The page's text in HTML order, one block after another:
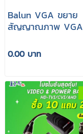
Balun VGA ขยาย
สัญญาณภาพ VGA
0.00 บาท